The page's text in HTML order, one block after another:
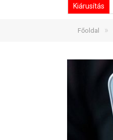
Kiárusítás
Főoldal »